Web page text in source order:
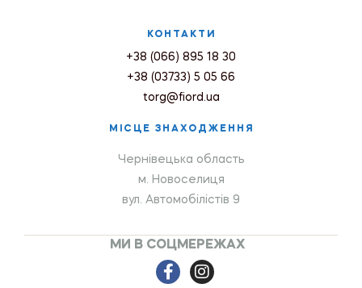
КОНТАКТИ
+38 (066) 895 18 30
+38 (03733) 5 05 66
torg@fiord.ua
МІСЦЕ ЗНАХОДЖЕННЯ
Чернівецька область
м. Новоселиця
вул. Автомобілістів 9
МИ В СОЦМЕРЕЖАХ